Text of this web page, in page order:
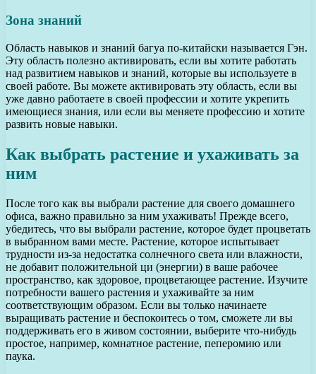
Зона знаний
Область навыков и знаний багуа по-китайски называется Гэн.
Эту область полезно активировать, если вы хотите работать
над развитием навыков и знаний, которые вы используете в
своей работе. Вы можете активировать эту область, если вы
уже давно работаете в своей профессии и хотите укрепить
имеющиеся знания, или если вы меняете профессию и хотите
развить новые навыки.
Как выбрать растение и ухаживать за
ним
После того как вы выбрали растение для своего домашнего
офиса, важно правильно за ним ухаживать! Прежде всего,
убедитесь, что вы выбрали растение, которое будет процветать
в выбранном вами месте. Растение, которое испытывает
трудности из-за недостатка солнечного света или влажности,
не добавит положительной ци (энергии) в ваше рабочее
пространство, как здоровое, процветающее растение. Изучите
потребности вашего растения и ухаживайте за ним
соответствующим образом. Если вы только начинаете
выращивать растение и беспокоитесь о том, сможете ли вы
поддерживать его в живом состоянии, выберите что-нибудь
простое, например, комнатное растение, пеперомию или
паука.